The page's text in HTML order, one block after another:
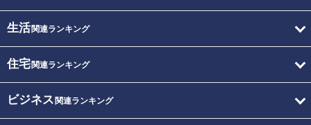
生活関連ランキング
住宅関連ランキング
ビジネス 関連ランキング